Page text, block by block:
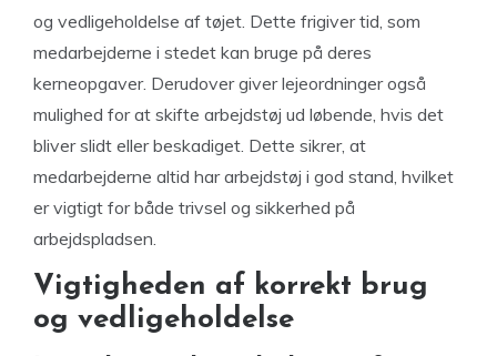
og vedligeholdelse af tøjet. Dette frigiver tid, som
medarbejderne i stedet kan bruge på deres
kerneopgaver. Derudover giver lejeordninger også
mulighed for at skifte arbejdstøj ud løbende, hvis det
bliver slidt eller beskadiget. Dette sikrer, at
medarbejderne altid har arbejdstøj i god stand, hvilket
er vigtigt for både trivsel og sikkerhed på
arbejdspladsen.
Vigtigheden af korrekt brug
og vedligeholdelse